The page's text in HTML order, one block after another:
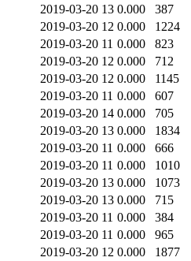
2019-03-20 13 0.000
387
2019-03-20 12 0.000
1224
2019-03-20 11 0.000
823
2019-03-20 12 0.000
712
2019-03-20 12 0.000
1145
2019-03-20 11 0.000
607
2019-03-20 14 0.000
705
2019-03-20 13 0.000
1834
2019-03-20 11 0.000
666
2019-03-20 11 0.000
1010
2019-03-20 13 0.000
1073
2019-03-20 13 0.000
715
2019-03-20 11 0.000
384
2019-03-20 11 0.000
965
2019-03-20 12 0.000
1877